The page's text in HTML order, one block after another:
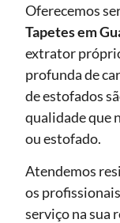
Oferecemos
Tapetesem
extrator
profunda de
de estofados
qualidade que
ou estofado.
Atendemos
os
serviço na sua